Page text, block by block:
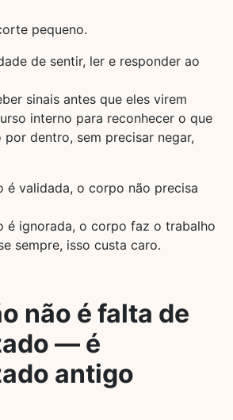
pequeno.
de sentir, ler e responder ao
sinais antes que eles virem
interno para reconhecer o que
dentro, sem precisar negar,
é validada, o corpo não precisa
é ignorada, o corpo faz o trabalho
sempre, isso custa caro.
não é falta de
— é
antigo